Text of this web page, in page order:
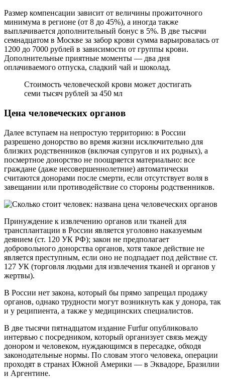
Размер компенсации зависит от величины прожиточного
минимума в регионе (от 8 до 45%), а иногда также
выплачивается дополнительный бонус в 5%. В две тысячи
семнадцатом в Москве за забор крови сумма варьировалась от
1200 до 7000 рублей в зависимости от группы крови.
Дополнительные приятные моменты — два дня
оплачиваемого отпуска, сладкий чай и шоколад.
Стоимость человеческой крови может достигать
семи тысяч рублей за 450 мл
Цена человеческих органов
Далее вступаем на непростую территорию: в России
разрешено донорство во время жизни исключительно для
близких родственников (включая супругов и их родных), а
посмертное донорство не поощряется материально: все
граждане (даже несовершеннолетние) автоматически
считаются донорами после смерти, если отсутствует воля в
завещании или противодействие со стороны родственников.
Принуждение к извлечению органов или тканей для
трансплантации в России является уголовно наказуемым
деянием (ст. 120 УК РФ); закон не предполагает
добровольного донорства органов, хотя такое действие не
является преступным, если оно не подпадает под действие ст.
127 УК (торговля людьми для извлечения тканей и органов у
жертвы).
В России нет закона, который бы прямо запрещал продажу
органов, однако трудности могут возникнуть как у донора, так
и у реципиента, а также у медицинских специалистов.
В две тысячи пятнадцатом издание Furfur опубликовало
интервью с посредником, который организует связь между
донором и человеком, нуждающимся в пересадке, обходя
законодательные нормы. По словам этого человека, операции
проходят в странах Южной Америки — в Эквадоре, Бразилии
и Аргентине.